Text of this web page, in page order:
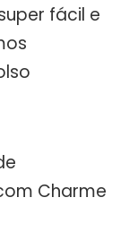
fácil e